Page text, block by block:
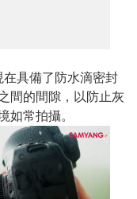
在具備了防水滴密封
間的間隙，以防止灰
如常拍攝。